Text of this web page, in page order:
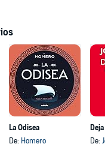
La Odisea
De: Homero
De: